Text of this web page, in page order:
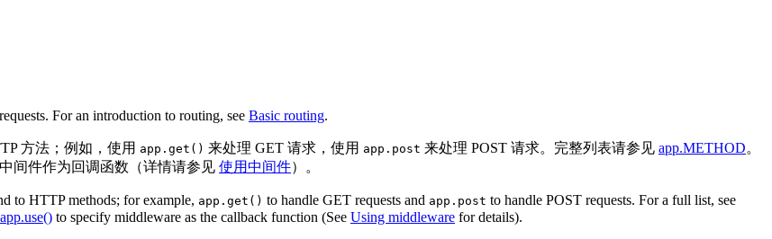
For an introduction to routing, see Basic routing.
方法；例如，使用 app.get() 来处理 GET 请求，使用 app.post 来处理 POST 请求。完整列表请参见 app.METHOD。
间件作为回调函数（详情请参见 使用中间件）。
to HTTP methods; for example, app.get() to handle GET requests and app.post to handle POST requests. For a full list, see
app.use() to specify middleware as the callback function (See Using middleware for details).